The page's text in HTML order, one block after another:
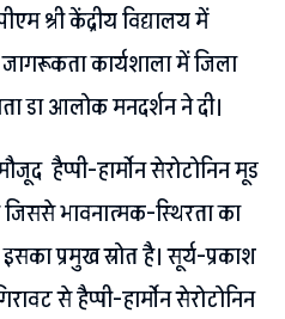
श्री केंद्रीय विद्यालय में
कार्यशाला में जिला
डा आलोक मनदर्शन ने दी।
हैप्पी-हार्मोन सेरोटोनिन मूड
भावनात्मक-स्थिरता का
प्रमुख स्रोत है। सूर्य-प्रकाश
से हैप्पी-हार्मोन सेरोटोनिन